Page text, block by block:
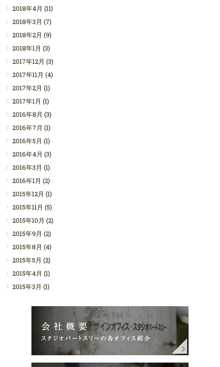
2018年4月 (11)
2018年3月 (7)
2018年2月 (9)
2018年1月 (3)
2017年12月 (3)
2017年11月 (4)
2017年2月 (1)
2017年1月 (1)
2016年8月 (3)
2016年7月 (1)
2016年5月 (1)
2016年4月 (3)
2016年3月 (1)
2016年1月 (2)
2015年12月 (1)
2015年11月 (5)
2015年10月 (2)
2015年9月 (2)
2015年8月 (4)
2015年5月 (2)
2015年4月 (1)
2015年3月 (1)